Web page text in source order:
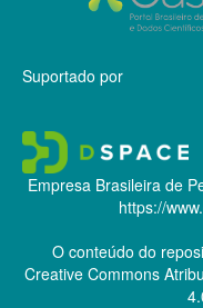
Suportado por
Empresa Brasileira de
https://
O conteúdo do
Creative Commons